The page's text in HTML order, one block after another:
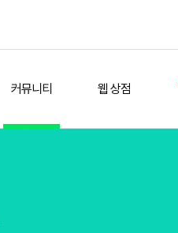
커뮤니티 웹 상점